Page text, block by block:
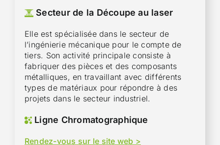
Secteur de la Découpe au laser
Elle est spécialisée dans le secteur de
l’ingénierie mécanique pour le compte de
tiers. Son activité principale consiste à
fabriquer des pièces et des composants
métalliques, en travaillant avec différents
types de matériaux pour répondre à des
projets dans le secteur industriel.
Ligne Chromatographique
Rendez-vous sur le site web >